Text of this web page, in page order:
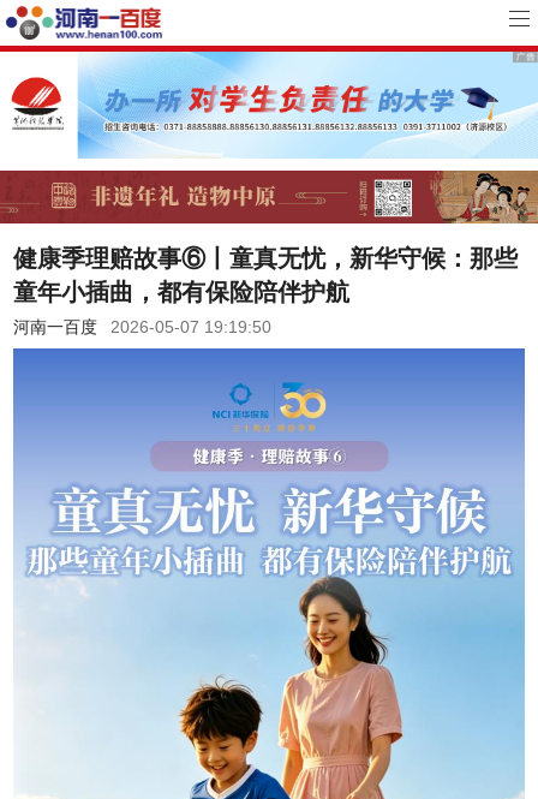
健康季理赔故事⑥丨童真无忧，新华守候：那些
童年小插曲，都有保险陪伴护航
河南一百度 2026-05-07 19:19:50